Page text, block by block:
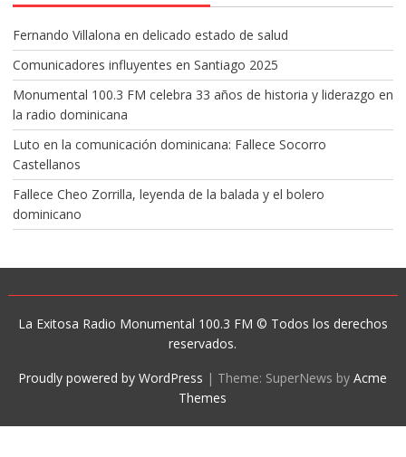
Fernando Villalona en delicado estado de salud
Comunicadores influyentes en Santiago 2025
Monumental 100.3 FM celebra 33 años de historia y liderazgo en
la radio dominicana
Luto en la comunicación dominicana: Fallece Socorro
Castellanos
Fallece Cheo Zorrilla, leyenda de la balada y el bolero
dominicano
La Exitosa Radio Monumental 100.3 FM © Todos los derechos
reservados.
Proudly powered by WordPress | Theme: SuperNews byAcme
Themes